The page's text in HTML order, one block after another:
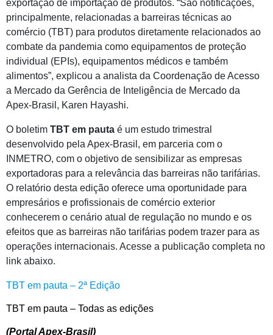
exportação de importação de produtos. “São notificações,
principalmente, relacionadas a barreiras técnicas ao
comércio (TBT) para produtos diretamente relacionados ao
combate da pandemia como equipamentos de proteção
individual (EPIs), equipamentos médicos e também
alimentos”, explicou a analista da Coordenação de Acesso
a Mercado da Gerência de Inteligência de Mercado da
Apex-Brasil, Karen Hayashi.
O boletim TBT em pauta é um estudo trimestral
desenvolvido pela Apex-Brasil, em parceria com o
INMETRO, com o objetivo de sensibilizar as empresas
exportadoras para a relevância das barreiras não tarifárias.
O relatório desta edição oferece uma oportunidade para
empresários e profissionais de comércio exterior
conhecerem o cenário atual de regulação no mundo e os
efeitos que as barreiras não tarifárias podem trazer para as
operações internacionais. Acesse a publicação completa no
link abaixo.
TBT em pauta – 2ª Edição
TBT em pauta – Todas as edições
(Portal Apex-Brasil)